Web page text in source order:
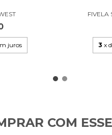
juros
FIVELA
3 x
COM